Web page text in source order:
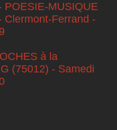
POESIE-MUSIQUE
Clermont-Ferrand -
à la
(75012) - Samedi